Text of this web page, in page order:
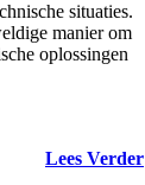
situaties.
manier om
oplossingen
Lees Verder